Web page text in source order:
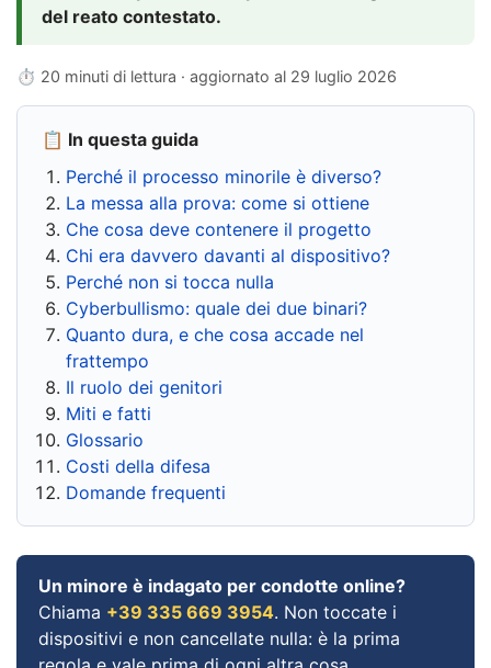
del reato contestato.
⏱ 20 minuti di lettura · aggiornato al 29 luglio 2026
📋 In questa guida
Perché il processo minorile è diverso?
La messa alla prova: come si ottiene
Che cosa deve contenere il progetto
Chi era davvero davanti al dispositivo?
Perché non si tocca nulla
Cyberbullismo: quale dei due binari?
Quanto dura, e che cosa accade nel
frattempo
Il ruolo dei genitori
Miti e fatti
Glossario
Costi della difesa
Domande frequenti
Un minore è indagato per condotte online?
Chiama +39 335 669 3954. Non toccate i
dispositivi e non cancellate nulla: è la prima